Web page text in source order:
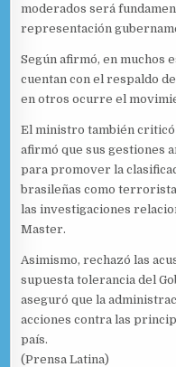
moderados será
representación
Según afirmó, en muchos
cuentan con el respaldo
en otros ocurre el
El ministro también
afirmó que sus gestiones
para promover la
brasileñas como
las investigaciones
Master.
Asimismo, rechazó las
supuesta tolerancia del
aseguró que la
acciones contra las
país.
(Prensa Latina)